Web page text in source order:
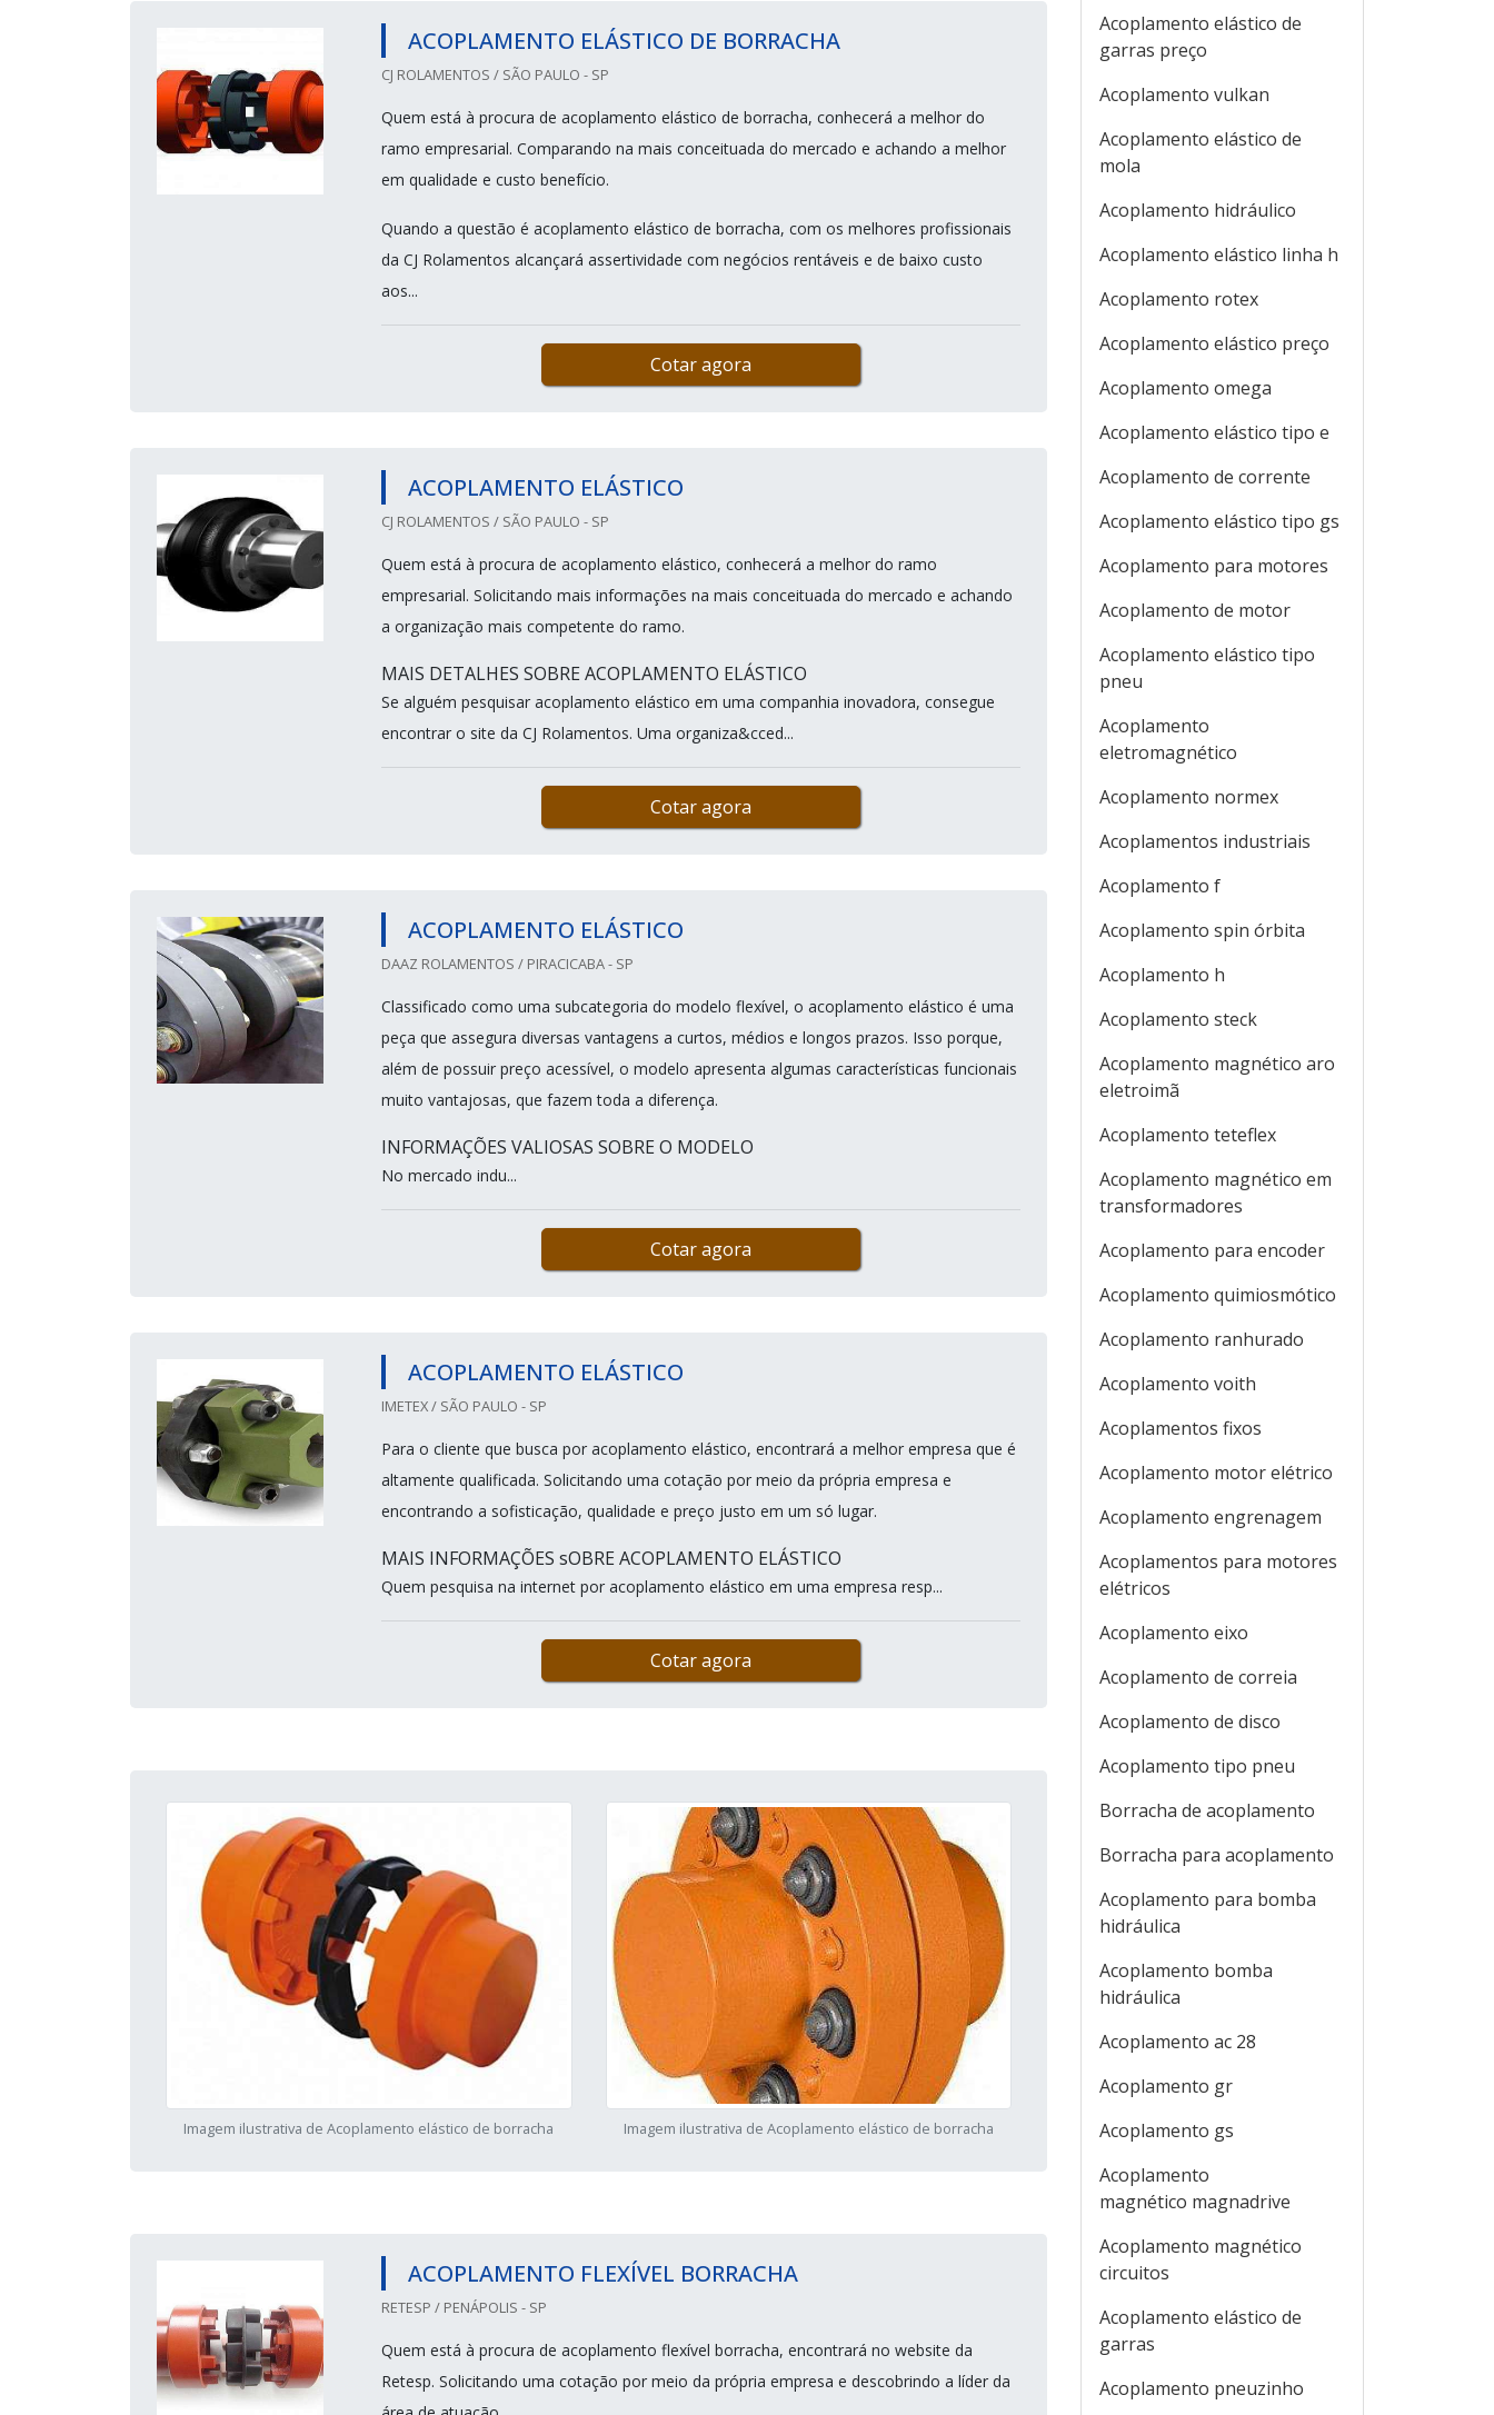
ACOPLAMENTO ELÁSTICO DE BORRACHA
CJ ROLAMENTOS / SÃO PAULO - SP
Quem está à procura de acoplamento elástico de borracha, conhecerá a melhor do
ramo empresarial. Comparando na mais conceituada do mercado e achando a melhor
em qualidade e custo benefício.
Quando a questão é acoplamento elástico de borracha, com os melhores profissionais
da CJ Rolamentos alcançará assertividade com negócios rentáveis e de baixo custo
aos...
Cotar agora
ACOPLAMENTO ELÁSTICO
CJ ROLAMENTOS / SÃO PAULO - SP
Quem está à procura de acoplamento elástico, conhecerá a melhor do ramo
empresarial. Solicitando mais informações na mais conceituada do mercado e achando
a organização mais competente do ramo.
MAIS DETALHES SOBRE ACOPLAMENTO ELÁSTICO
Se alguém pesquisar acoplamento elástico em uma companhia inovadora, consegue
encontrar o site da CJ Rolamentos. Uma organiza&cced...
Cotar agora
ACOPLAMENTO ELÁSTICO
DAAZ ROLAMENTOS / PIRACICABA - SP
Classificado como uma subcategoria do modelo flexível, o acoplamento elástico é uma
peça que assegura diversas vantagens a curtos, médios e longos prazos. Isso porque,
além de possuir preço acessível, o modelo apresenta algumas características funcionais
muito vantajosas, que fazem toda a diferença.
INFORMAÇÕES VALIOSAS SOBRE O MODELO
No mercado indu...
Cotar agora
ACOPLAMENTO ELÁSTICO
IMETEX / SÃO PAULO - SP
Para o cliente que busca por acoplamento elástico, encontrará a melhor empresa que é
altamente qualificada. Solicitando uma cotação por meio da própria empresa e
encontrando a sofisticação, qualidade e preço justo em um só lugar.
MAIS INFORMAÇÕES sOBRE ACOPLAMENTO ELÁSTICO
Quem pesquisa na internet por acoplamento elástico em uma empresa resp...
Cotar agora
Imagem ilustrativa de Acoplamento elástico de borracha Imagem ilustrativa de Acoplamento elástico de borracha
ACOPLAMENTO FLEXÍVEL BORRACHA
RETESP / PENÁPOLIS - SP
Quem está à procura de acoplamento flexível borracha, encontrará no website da
Retesp. Solicitando uma cotação por meio da própria empresa e descobrindo a líder da
Acoplamento elástico de
garras preço
Acoplamento vulkan
Acoplamento elástico de
mola
Acoplamento hidráulico
Acoplamento elástico linha h
Acoplamento rotex
Acoplamento elástico preço
Acoplamento omega
Acoplamento elástico tipo e
Acoplamento de corrente
Acoplamento elástico tipo gs
Acoplamento para motores
Acoplamento de motor
Acoplamento elástico tipo
pneu
Acoplamento
eletromagnético
Acoplamento normex
Acoplamentos industriais
Acoplamento f
Acoplamento spin órbita
Acoplamento h
Acoplamento steck
Acoplamento magnético aro
eletroimã
Acoplamento teteflex
Acoplamento magnético em
transformadores
Acoplamento para encoder
Acoplamento quimiosmótico
Acoplamento ranhurado
Acoplamento voith
Acoplamentos fixos
Acoplamento motor elétrico
Acoplamento engrenagem
Acoplamentos para motores
elétricos
Acoplamento eixo
Acoplamento de correia
Acoplamento de disco
Acoplamento tipo pneu
Borracha de acoplamento
Borracha para acoplamento
Acoplamento para bomba
hidráulica
Acoplamento bomba
hidráulica
Acoplamento ac 28
Acoplamento gr
Acoplamento gs
Acoplamento
magnético magnadrive
Acoplamento magnético
circuitos
Acoplamento elástico de
garras
Acoplamento pneuzinho